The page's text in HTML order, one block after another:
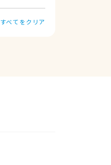
すべてをクリア